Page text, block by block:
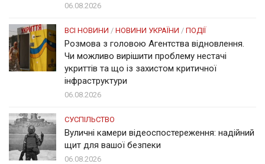
06.08.2026
ВСІ НОВИНИ / НОВИНИ УКРАЇНИ / ПОДІЇ
Розмова з головою Агентства відновлення.
Чи можливо вирішити проблему нестачі
укриттів та що із захистом критичної
інфраструктури
06.08.2026
СУСПІЛЬСТВО
Вуличні камери відеоспостереження: надійний
щит для вашої безпеки
06.08.2026